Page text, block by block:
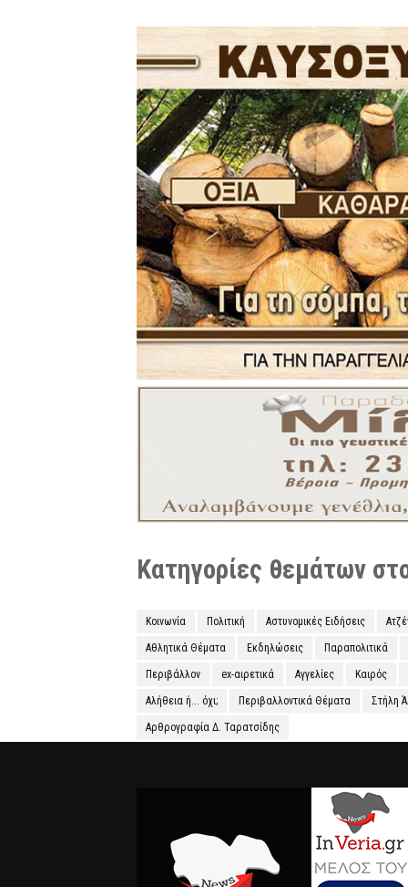
Κατηγορίες θεμάτων
Κοινωνία Πολιτική Αστυνομικές Ειδήσεις
Αθλητικά Θέματα Εκδηλώσεις Παραπολιτικά
Περιβάλλον ex-αιρετικά Αγγελίες Καιρός
Αλήθεια ή... όχι; Περιβαλλοντικά Θέματα Στήλη
Αρθρογραφία Δ. Ταρατσίδης